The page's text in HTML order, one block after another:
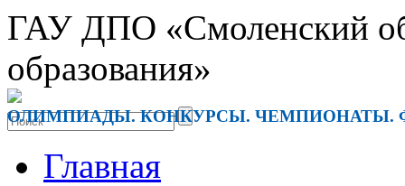
ГАУ ДПО «Смоленский
образования»
ОЛИМПИАДЫ. КОНКУРСЫ. ЧЕМПИОНАТЫ.
Главная